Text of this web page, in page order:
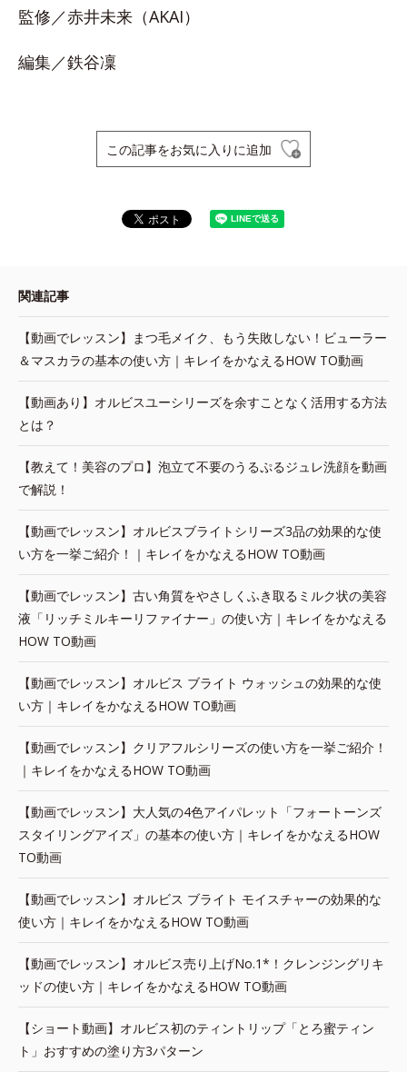
監修／赤井未来（AKAI）
編集／鉄谷凜
この記事をお気に入りに追加
関連記事
【動画でレッスン】まつ毛メイク、もう失敗しない！ビューラー
＆マスカラの基本の使い方｜キレイをかなえるHOW TO動画
【動画あり】オルビスユーシリーズを余すことなく活用する方法
とは？
【教えて！美容のプロ】泡立て不要のうるぷるジュレ洗顔を動画
で解説！
【動画でレッスン】オルビスブライトシリーズ3品の効果的な使
い方を一挙ご紹介！｜キレイをかなえるHOW TO動画
【動画でレッスン】古い角質をやさしくふき取るミルク状の美容
液「リッチミルキーリファイナー」の使い方｜キレイをかなえる
HOW TO動画
【動画でレッスン】オルビス ブライト ウォッシュの効果的な使
い方｜キレイをかなえるHOW TO動画
【動画でレッスン】クリアフルシリーズの使い方を一挙ご紹介！
｜キレイをかなえるHOW TO動画
【動画でレッスン】大人気の4色アイパレット「フォートーンズ
スタイリングアイズ」の基本の使い方｜キレイをかなえるHOW
TO動画
【動画でレッスン】オルビス ブライト モイスチャーの効果的な
使い方｜キレイをかなえるHOW TO動画
【動画でレッスン】オルビス売り上げNo.1*！クレンジングリキ
ッドの使い方｜キレイをかなえるHOW TO動画
【ショート動画】オルビス初のティントリップ「とろ蜜ティン
ト」おすすめの塗り方3パターン